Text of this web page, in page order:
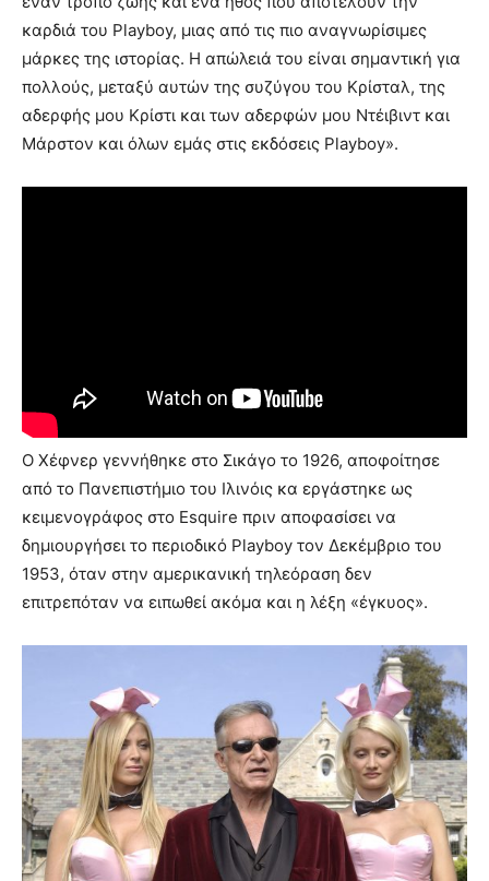
καρδιά του Playboy, μιας από τις πιο αναγνωρίσιμες
μάρκες της ιστορίας. Η απώλειά του είναι σημαντική για
πολλούς, μεταξύ αυτών της συζύγου του Κρίσταλ, της
αδερφής μου Κρίστι και των αδερφών μου Ντέιβιντ και
Μάρστον και όλων εμάς στις εκδόσεις Playboy».
Ο Χέφνερ γεννήθηκε στο Σικάγο το 1926, αποφοίτησε
από το Πανεπιστήμιο του Ιλινόις κα εργάστηκε ως
κειμενογράφος στο Esquire πριν αποφασίσει να
δημιουργήσει το περιοδικό Playboy τον Δεκέμβριο του
1953, όταν στην αμερικανική τηλεόραση δεν
επιτρεπόταν να ειπωθεί ακόμα και η λέξη «έγκυος».